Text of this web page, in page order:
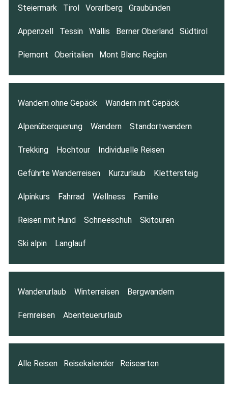
Steiermark Tirol Vorarlberg Graubünden
Appenzell Tessin Wallis Berner Oberland Südtirol
Piemont Oberitalien Mont Blanc Region
Wandern ohne Gepäck Wandern mit Gepäck
Alpenüberquerung Wandern Standortwandern
Trekking Hochtour Individuelle Reisen
Geführte Wanderreisen Kurzurlaub Klettersteig
Alpinkurs Fahrrad Wellness Familie
Reisen mit Hund Schneeschuh Skitouren
Ski alpin Langlauf
Wanderurlaub Winterreisen Bergwandern
Fernreisen Abenteuerurlaub
Alle Reisen Reisekalender Reisearten